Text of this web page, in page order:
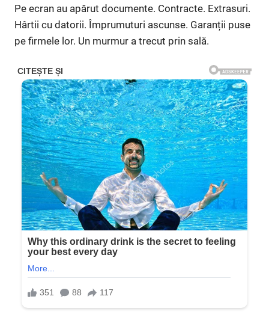
Pe ecran au apărut documente. Contracte. Extrasuri.
Hârtii cu datorii. Împrumuturi ascunse. Garanții puse
pe firmele lor. Un murmur a trecut prin sală.